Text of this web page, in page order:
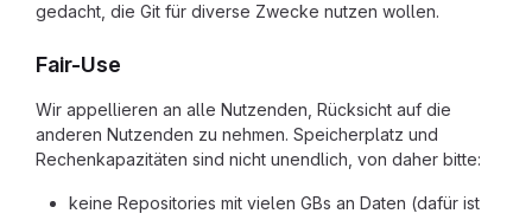
gedacht, die Git für diverse Zwecke nutzen wollen.
Fair-Use
Wir appellieren an alle Nutzenden, Rücksicht auf die
anderen Nutzenden zu nehmen. Speicherplatz und
Rechenkapazitäten sind nicht unendlich, von daher bitte:
keine Repositories mit vielen GBs an Daten (dafür ist